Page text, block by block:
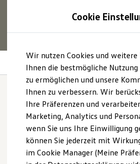
Hauptinhalt
springen
Footer
springen
Profitieren Sie von bis zu6.000 € 1
Hybridmodelle.
Mehr zur E‑Auto-Förderung
Modelle und Konfigurator
Konfigurator
Modelle vergleichen
Konfiguration laden
Autosuche
Elektroautos
ENERGY Sondermodelle
Nutzfahrzeuge
SUV und CUV
Familienautos
Climatronic für die
Intelligenter
Cookie
Wir nutzen Cookies und weitere
Ihnen die bestmögliche
zu ermöglichen und unsere
Ihnen zu verbessern. Wir
Ihre Präferenzen und
Marketing, Analytics und
wenn Sie uns Ihre Einwilligung
können Sie jederzeit mit
im Cookie Manager (Meine